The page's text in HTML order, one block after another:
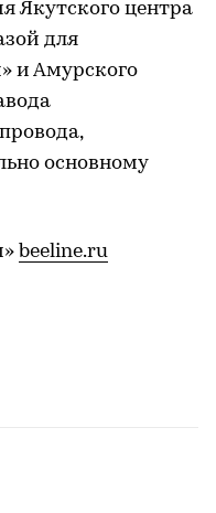
Якутского центра
для
и Амурского
основному
beeline.ru